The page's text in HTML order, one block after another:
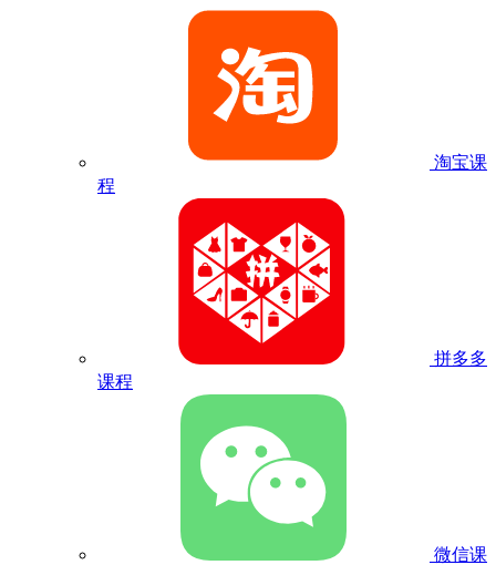
淘宝课
程
拼多多
课程
微信课